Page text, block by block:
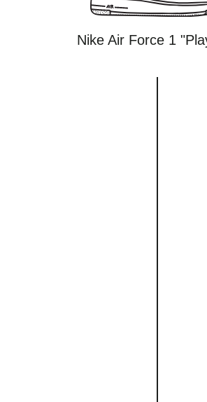
Nike Air Force 1